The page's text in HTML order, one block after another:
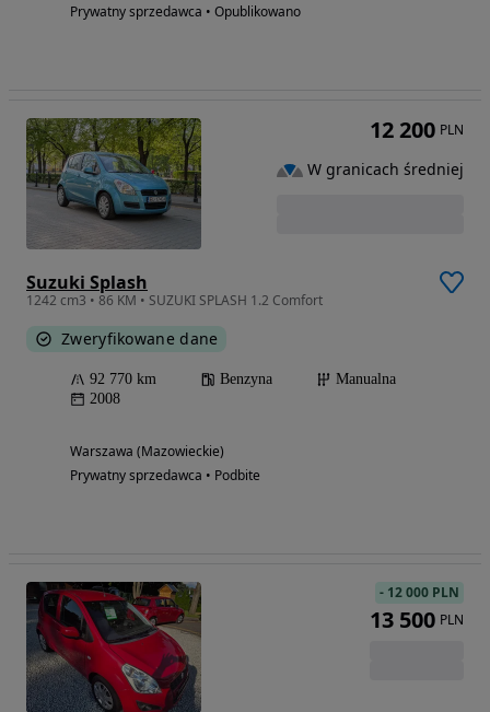
Prywatny sprzedawca • Opublikowano
Suzuki Splash
1242 cm3 • 86 KM • SUZUKI SPLASH 1.2 Comfort
Zweryfikowane dane
92 770 km Benzyna
Manualna
2008
Warszawa (Mazowieckie)
Prywatny sprzedawca • Podbite
12 200 PLN
W granicach średniej
- 12 000 PLN
13 500 PLN